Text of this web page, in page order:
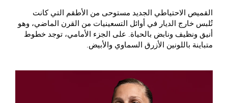
القميص الاحتياطي الجديد مستوحى من الأطقم التي كانت
تُلبس خارج الديار في أوائل التسعينيات من القرن الماضي، وهو
أنيق ونظيف ونابض بالحياة. على الجزء الأمامي، توجد خطوط
متباينة باللونين الأزرق السماوي والأبيض.